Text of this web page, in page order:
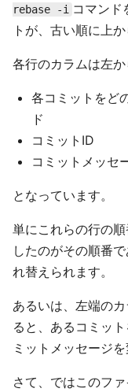
rebase -i コマンド
トが、古い順に上
各行のカラムは左か
各コミットをど
ド
コミットID
コミットメッセ
となっています。
単にこれらの行の
したのがその順番
れ替えられます。
あるいは、左端の
ると、あるコミッ
ミットメッセージ
さて、ではこのフ